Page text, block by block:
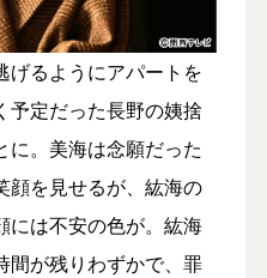
るようにアパートを
予定だった長野の姨捨
に。美海は念願だった
顔を見せるが、紘海の
には不安の色が。紘海
間が残りわずかで、罪